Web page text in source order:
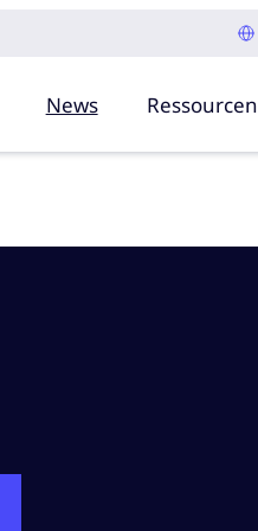
News Ressourcen